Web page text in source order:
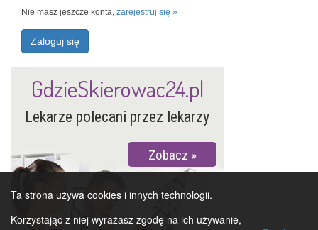
Nie masz jeszcze konta, zarejestruj się »
Zaloguj się
Lekarze polecani przez lekarzy
Zobacz
GdzieSkierowac24.pl
Ta strona używa cookies i innych technologii.
Korzystając z niej wyrażasz zgodę na ich używanie,